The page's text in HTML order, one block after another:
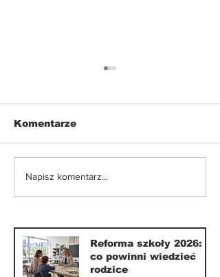
Nowe ograniczenia w
Komentarze
Napisz komentarz...
Reforma szkoły 2026:
co powinni wiedzieć
rodzice